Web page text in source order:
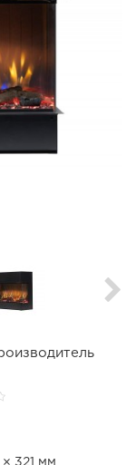
321 мм